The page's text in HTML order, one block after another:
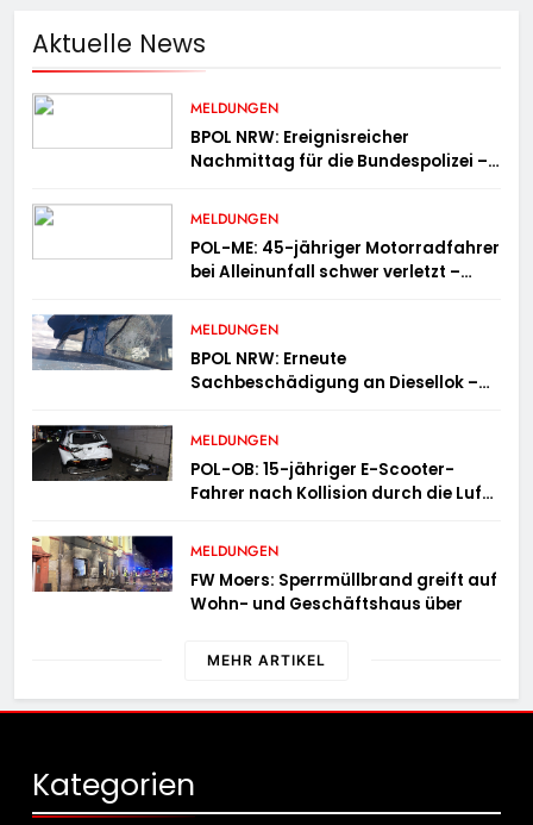
Aktuelle News
MELDUNGEN
BPOL NRW: Ereignisreicher
Nachmittag für die Bundespolizei –
zwei Haftbefehle vollstreckt
MELDUNGEN
POL-ME: 45-jähriger Motorradfahrer
bei Alleinunfall schwer verletzt –
MELDUNGEN
BPOL NRW: Erneute
Sachbeschädigung an Diesellok –
MELDUNGEN
POL-OB: 15-jähriger E-Scooter-
Fahrer nach Kollision durch die Luft
MELDUNGEN
FW Moers: Sperrmüllbrand greift auf
Wohn- und Geschäftshaus über
MEHR ARTIKEL
Kategorien